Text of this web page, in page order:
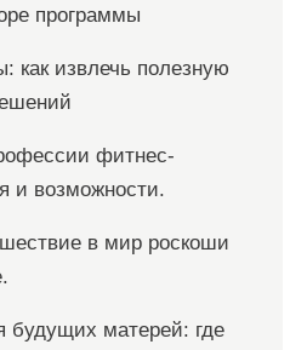
программы
как извлечь полезную
фитнес-
и возможности.
в мир роскоши
матерей: где